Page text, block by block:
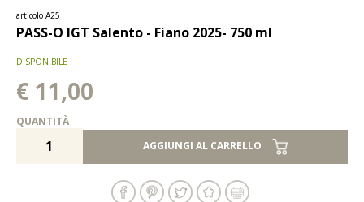
articolo A25
PASS-O IGT Salento - Fiano 2025- 750 ml
DISPONIBILE
€ 11,00
QUANTITÀ
AGGIUNGI AL CARRELLO